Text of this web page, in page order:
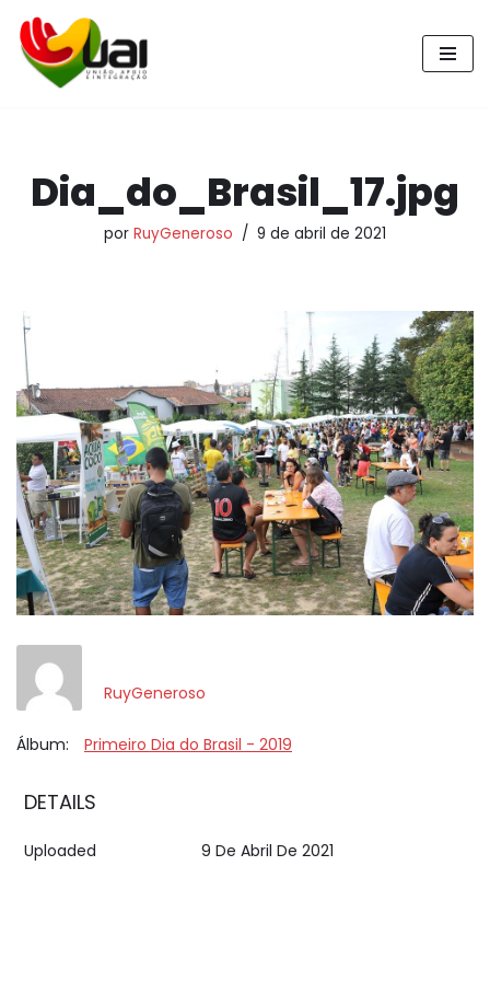
Pular
para
Dia_do_Brasil_17.jpg
por RuyGeneroso 9 de abril de 2021
RuyGeneroso
Álbum: Primeiro Dia do Brasil - 2019
DETAILS
Uploaded 9 De Abril De 2021